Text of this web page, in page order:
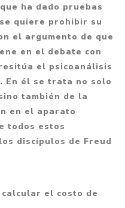
ha dado pruebas
quiere prohibir su
el argumento de que
en el debate con
el psicoanálisis
En él se trata no solo
también de la
en el aparato
todos estos
discípulos de Freud
el costo de